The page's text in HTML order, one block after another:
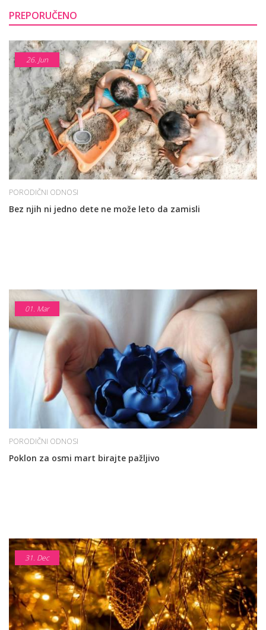
PREPORUČENO
26. Jun
PORODIČNI ODNOSI
Bez njih ni jedno dete ne može leto da zamisli
01. Mar
PORODIČNI ODNOSI
Poklon za osmi mart birajte pažljivo
31. Dec